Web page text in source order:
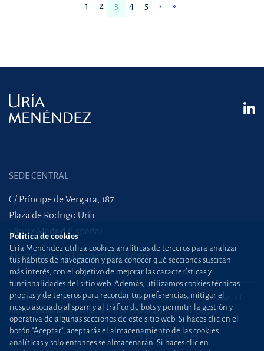
1 2 3 4 5 › »
SEDE CENTRAL
C/ Príncipe de Vergara, 187
Plaza de Rodrigo Uría
28002 Madrid (España)
+34 915 860 400 madrid@uria.com
Uría Menéndez Abogados, S.L.P. | Registro Mercantil de Madrid, Tomo 24490 del
Libro de Inscripciones Folio 42, Sección 8, Hoja M-43976. NIF: B28563963
Mapa web Política de cookies
Política de cookies
Uría Menéndez utiliza cookies analíticas de terceros para analizar
tus hábitos de navegación y para conocer qué secciones suscitan
más interés, con el objetivo de mejorar las características y
funcionalidades del sitio web. Además, utilizamos cookies técnicas
propias y de terceros para recordar tus preferencias, mitigar el
riesgo asociado al spam y al tráfico de bots y permitir la gestión y
operativa de algunas secciones de este sitio web. Si haces clic en el
botón "Aceptar", aceptarás el almacenamiento de las cookies
analíticas y solo entonces se almacenarán. Si haces clic en